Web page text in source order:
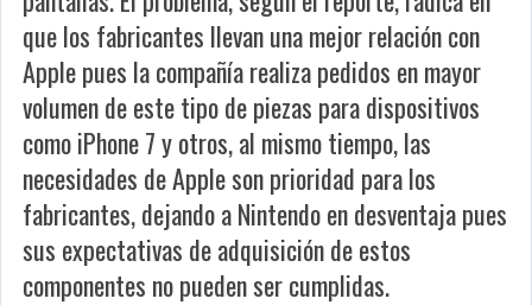
que los fabricantes llevan una mejor relación con
Apple pues la compañía realiza pedidos en mayor
volumen de este tipo de piezas para dispositivos
como iPhone 7 y otros, al mismo tiempo, las
necesidades de Apple son prioridad para los
fabricantes, dejando a Nintendo en desventaja pues
sus expectativas de adquisición de estos
componentes no pueden ser cumplidas.